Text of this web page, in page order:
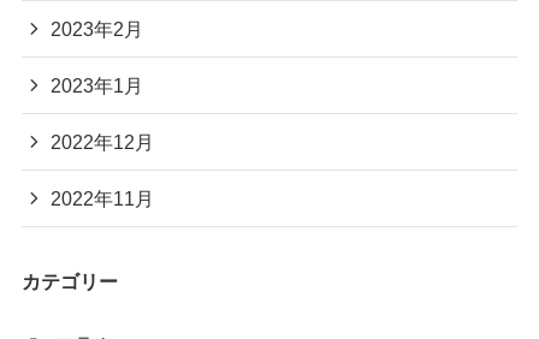
2023年2月
2023年1月
2022年12月
2022年11月
カテゴリー